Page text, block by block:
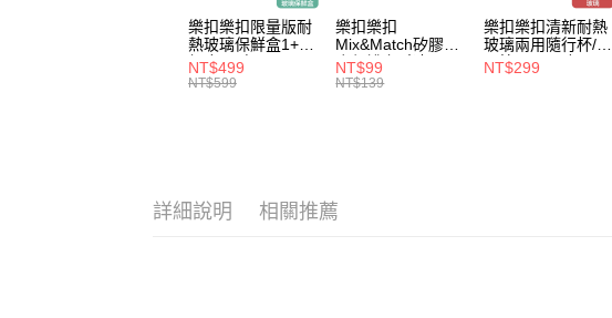
樂扣樂扣限量版耐
熱玻璃保鮮盒1+1
組合/長方
形/1L(LLG445KKS
NT$499
NT$599
樂扣樂扣
Mix&Match矽膠杯
底保護套/米灰
(BOTTOM-
NT$99
NT$139
樂扣樂扣清新耐熱
玻璃兩用隨行杯/附
吸管/500ml/粉
(LLG699DPIK)
NT$299
詳細說明 相關推薦